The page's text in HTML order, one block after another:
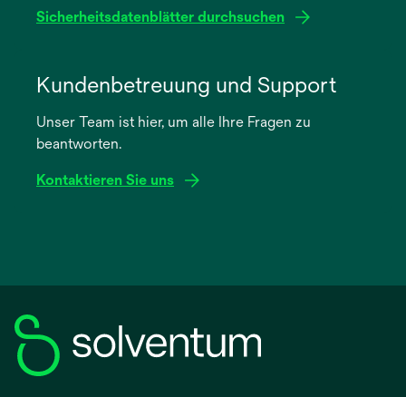
Sicherheitsdatenblätter durchsuchen
neuen
Registerkarte
Kundenbetreuung und Support
Unser Team ist hier, um alle Ihre Fragen zu
beantworten.
Kontaktieren Sie uns